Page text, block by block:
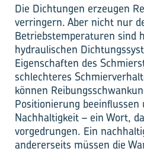
Die Dichtungen erzeugen
verringern. Aber nicht nur
Betriebstemperaturen sind
hydraulischen
Eigenschaften des
schlechteres
können
Positionierung
Nachhaltigkeit – ein Wort,
vorgedrungen. Ein
andererseits müssen die